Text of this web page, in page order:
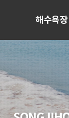
해수욕